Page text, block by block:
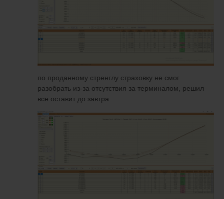
по проданному стренглу страховку не смог
разобрать из-за отсутствия за терминалом, решил
все оставит до завтра